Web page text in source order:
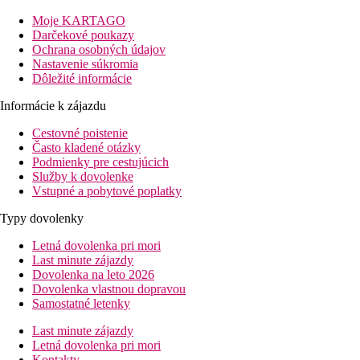
dávajú prednosť pokojnejšiemu prostrediu. Hotel patrí do
kvalitného reťazca hotelov HVD.
Vzdialenosť
pláže: 50m
nákupných možností: 1000 m
Popis izby
Dvojlôžková izba:
kúpeľňa/WC (sušič vlasov)
klimatizácia
telefón
trezor (zadarmo)
minibar (za poplatok)
balkón
výhľad na more
vyššie uvedené vybavenie):
Suita, 1 spálňa:1 spálňa a obývacia časť
Moje KARTAGO
Darčekové poukazy
Ochrana osobných údajov
Nastavenie súkromia
Dôležité informácie
Informácie k zájazdu
Cestovné poistenie
Často kladené otázky
Podmienky pre cestujúcich
Služby k dovolenke
Vstupné a pobytové poplatky
Typy dovolenky
Letná dovolenka pri mori
Last minute zájazdy
Dovolenka na leto 2026
Dovolenka vlastnou dopravou
Samostatné letenky
Last minute zájazdy
Letná dovolenka pri mori